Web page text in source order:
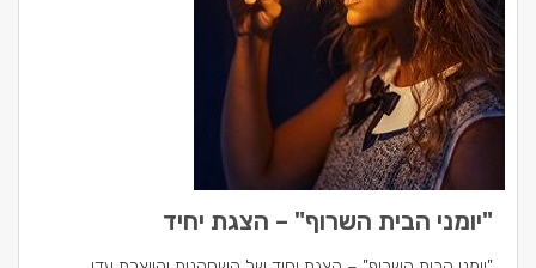
"יומני הבית השרוף" – הצגת יחיד